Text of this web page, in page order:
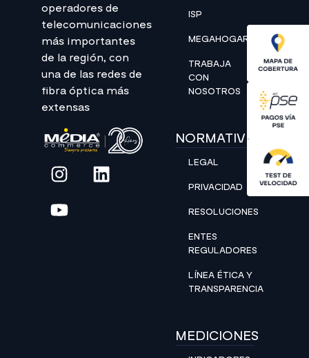
operadores de
telecomunicaciones
más importantes
de la región, con
una de las redes de
fibra óptica más
extensas
ISP
MEGAHOGAR
TRABAJA
CON
NOSOTROS
NORMATIVIDAD
LEGAL
PRIVACIDAD
RESOLUCIONES
ENTES
REGULADORES
LÍNEA ÉTICA Y
TRANSPARENCIA
MEDICIONES